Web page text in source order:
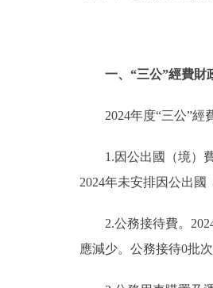
一、“三公”經費財
2024年度“三公”經
1.因公出國（境）
2024年未安排因公出
2.公務接待費。
應減少。公務接待0批